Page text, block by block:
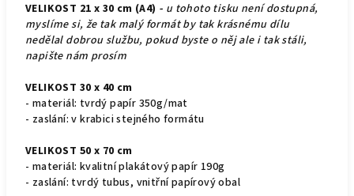
VELIKOST 21 x 30 cm (A4) - u tohoto tisku není dostupná,
myslíme si, že tak malý formát by tak krásnému dílu
nedělal dobrou službu, pokud byste o něj ale i tak stáli,
napište nám prosím
VELIKOST 30 x 40 cm
- materiál: tvrdý papír 350g/mat
- zaslání: v krabici stejného formátu
VELIKOST 50 x 70 cm
- materiál: kvalitní plakátový papír 190g
- zaslání: tvrdý tubus, vnitřní papírový obal